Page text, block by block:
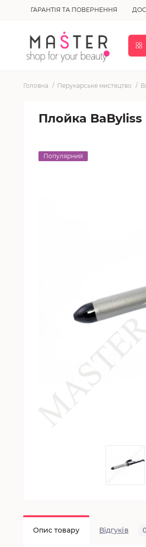
ГАРАНТІЯ ТА ПОВЕРНЕННЯ
Головна Перукарське мистецтво
Плойка BaByliss
Популярний
Опис товару Відгуків